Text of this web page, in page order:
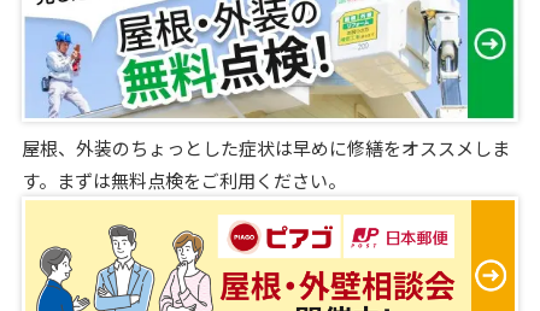
屋根、外装のちょっとした症状は早めに修繕をオススメしま
す。まずは無料点検をご利用ください。